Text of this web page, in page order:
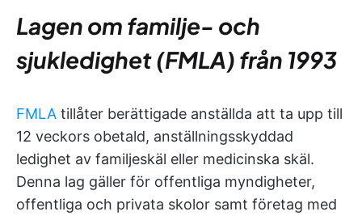
Lagen om familje- och
sjukledighet (FMLA) från 1993
FMLA tillåter berättigade anställda att ta upp till
12 veckors obetald, anställningsskyddad
ledighet av familjeskäl eller medicinska skäl.
Denna lag gäller för offentliga myndigheter,
offentliga och privata skolor samt företag med